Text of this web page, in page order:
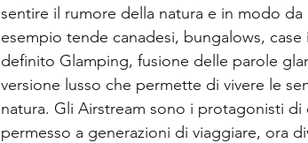
sentire il rumore della natura e in modo
esempio tende canadesi, bungalows,
definito Glamping, fusione delle parole
versione lusso che permette di vivere le
natura. Gli Airstream sono i protagonisti
permesso a generazioni di viaggiare, ora